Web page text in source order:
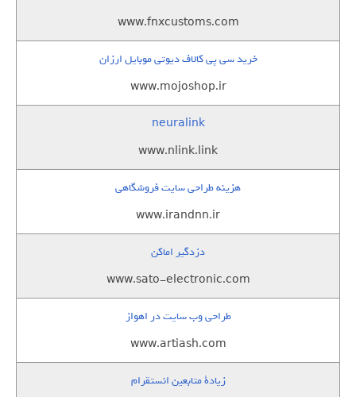
www.fnxcustoms.com
خرید سی پی کالاف دیوتی موبایل ارزان
www.mojoshop.ir
neuralink
www.nlink.link
هزینه طراحی سایت فروشگاهی
www.irandnn.ir
دزدگیر اماکن
www.sato-electronic.com
طراحی وب سایت در اهواز
www.artiash.com
زيادة متابعين انستقرام